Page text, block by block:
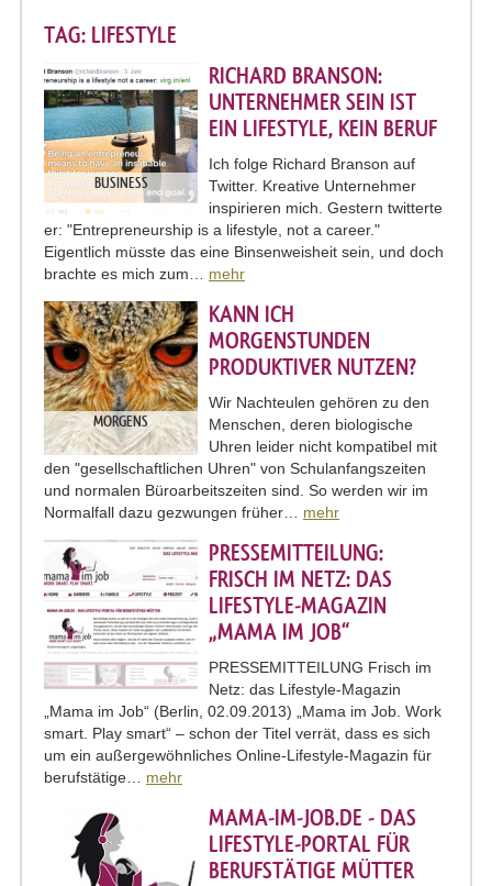
TAG: LIFESTYLE
BUSINESS
RICHARD BRANSON:
UNTERNEHMER SEIN IST
EIN LIFESTYLE, KEIN BERUF
Ich folge Richard Branson auf
Twitter. Kreative Unternehmer
inspirieren mich. Gestern twitterte
er: "Entrepreneurship is a lifestyle, not a career."
Eigentlich müsste das eine Binsenweisheit sein, und doch
brachte es mich zum… mehr
MORGENS
KANN ICH
MORGENSTUNDEN
PRODUKTIVER NUTZEN?
Wir Nachteulen gehören zu den
Menschen, deren biologische
Uhren leider nicht kompatibel mit
den "gesellschaftlichen Uhren" von Schulanfangszeiten
und normalen Büroarbeitszeiten sind. So werden wir im
Normalfall dazu gezwungen früher… mehr
PRESSEMITTEILUNG:
FRISCH IM NETZ: DAS
LIFESTYLE-MAGAZIN
„MAMA IM JOB“
PRESSEMITTEILUNG Frisch im
Netz: das Lifestyle-Magazin
„Mama im Job“ (Berlin, 02.09.2013) „Mama im Job. Work
smart. Play smart“ – schon der Titel verrät, dass es sich
um ein außergewöhnliches Online-Lifestyle-Magazin für
berufstätige… mehr
MAMA-IM-JOB.DE - DAS
LIFESTYLE-PORTAL FÜR
BERUFSTÄTIGE MÜTTER